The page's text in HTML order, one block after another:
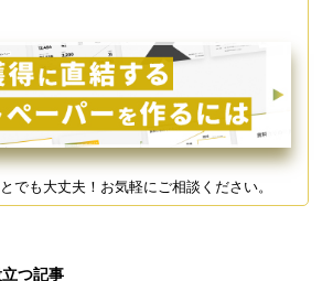
でも大丈夫！お気軽にご相談ください。
つ記事